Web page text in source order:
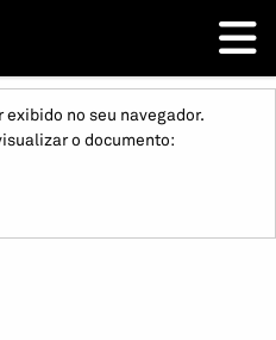
no seu navegador.
o documento: